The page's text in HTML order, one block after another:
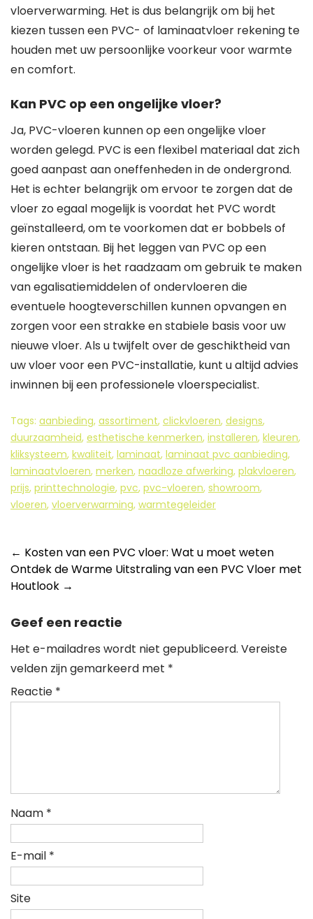
vloerverwarming. Het is dus belangrijk om bij het
kiezen tussen een PVC- of laminaatvloer rekening te
houden met uw persoonlijke voorkeur voor warmte
en comfort.
Kan PVC op een ongelijke vloer?
Ja, PVC-vloeren kunnen op een ongelijke vloer
worden gelegd. PVC is een flexibel materiaal dat zich
goed aanpast aan oneffenheden in de ondergrond.
Het is echter belangrijk om ervoor te zorgen dat de
vloer zo egaal mogelijk is voordat het PVC wordt
geïnstalleerd, om te voorkomen dat er bobbels of
kieren ontstaan. Bij het leggen van PVC op een
ongelijke vloer is het raadzaam om gebruik te maken
van egalisatiemiddelen of ondervloeren die
eventuele hoogteverschillen kunnen opvangen en
zorgen voor een strakke en stabiele basis voor uw
nieuwe vloer. Als u twijfelt over de geschiktheid van
uw vloer voor een PVC-installatie, kunt u altijd advies
inwinnen bij een professionele vloerspecialist.
Tags: aanbieding, assortiment, clickvloeren, designs,
duurzaamheid, esthetische kenmerken, installeren, kleuren,
kliksysteem, kwaliteit, laminaat, laminaat pvc aanbieding,
laminaatvloeren, merken, naadloze afwerking, plakvloeren,
prijs, printtechnologie, pvc, pvc-vloeren, showroom,
vloeren, vloerverwarming, warmtegeleider
Berichtnavigatie
← Kosten van een PVC vloer: Wat u moet weten
Ontdek de Warme Uitstraling van een PVC Vloer met
Houtlook →
Geef een reactie
Het e-mailadres wordt niet gepubliceerd. Vereiste
velden zijn gemarkeerd met *
Reactie *
Naam *
E-mail *
Site